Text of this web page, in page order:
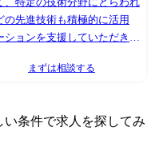
進化など、世の中にインパク
発しております。当社自社
くモバイルアプリ、インフラ
広く対応でき、世の中からニ
られるニ
わせた技術分野での開発経験
経験を転職せずに当社内で
先進技術も積極的に活用
ションを支援していただきま
トアップ系企業から多くご相
携わることができる 国産
ービス、CRM(Customer
まずは相談する
い条件で求人を探してみ